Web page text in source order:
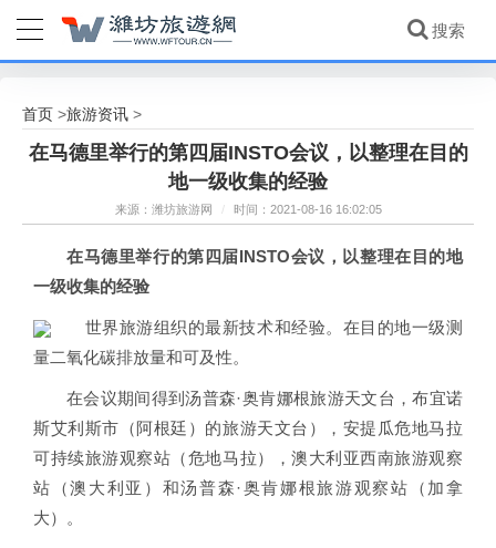
首页 >旅游资讯 >
在马德里举行的第四届INSTO会议，以整理在目的
地一级收集的经验
来源：潍坊旅游网 / 时间：2021-08-16 16:02:05
在马德里举行的第四届INSTO会议，以整理在目的地
一级收集的经验
世界旅游组织的最新技术和经验。在目的地一级测
量二氧化碳排放量和可及性。
在会议期间得到汤普森·奥肯娜根旅游天文台，布宜诺
斯艾利斯市（阿根廷）的旅游天文台），安提瓜危地马拉
可持续旅游观察站（危地马拉），澳大利亚西南旅游观察
站（澳大利亚）和汤普森·奥肯娜根旅游观察站（加拿
大）。